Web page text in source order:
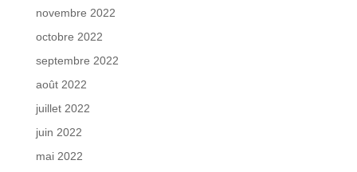
novembre 2022
octobre 2022
septembre 2022
août 2022
juillet 2022
juin 2022
mai 2022